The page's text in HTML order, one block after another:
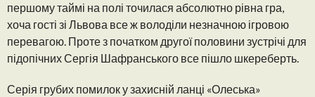
першому таймі на полі точилася абсолютно рівна гра,
хоча гості зі Львова все ж володіли незначною ігровою
перевагою. Проте з початком другої половини зустрічі для
підопічних Сергія Шафранського все пішло шкереберть.
Серія грубих помилок у захисній ланці «Олеська»